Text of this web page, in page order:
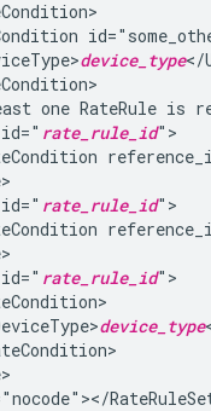
device_type
one RateRule is
id=" rate_rule_id
id=" rate_rule_id
id=" rate_rule_id
device_type